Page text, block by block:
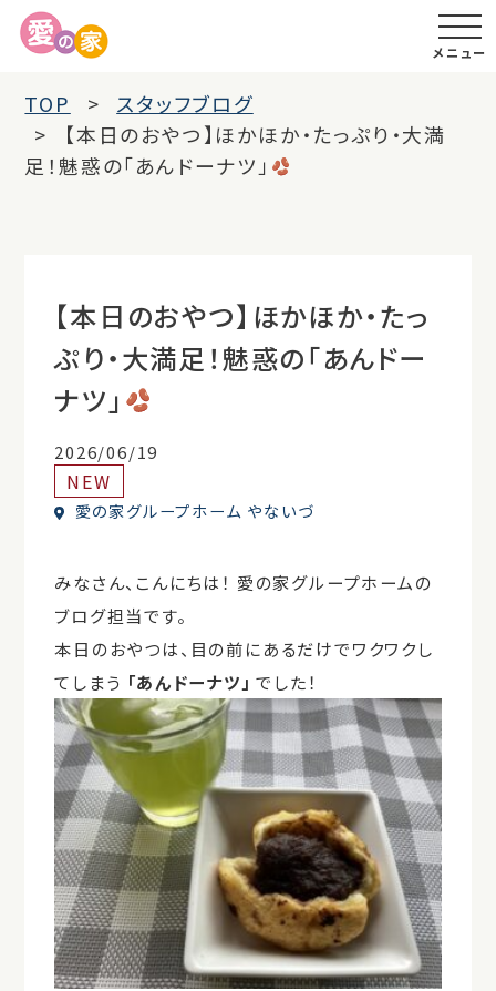
メニュー
TOP
スタッフブログ
【本日のおやつ】ほかほか・たっぷり・大満
足！魅惑の「あんドーナツ」
【本日のおやつ】ほかほか・たっ
ぷり・大満足！魅惑の「あんドー
ナツ」
2026/06/19
NEW
愛の家グループホーム やないづ
みなさん、こんにちは！ 愛の家グループホームの
ブログ担当です。
本日のおやつは、目の前にあるだけでワクワクし
てしまう 「あんドーナツ」 でした！